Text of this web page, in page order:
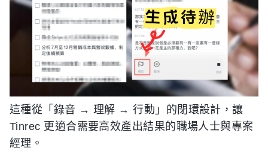
這種從「錄音 → 理解 → 行動」的閉環設計，讓
Tinrec 更適合需要高效產出結果的職場人士與專案
經理。